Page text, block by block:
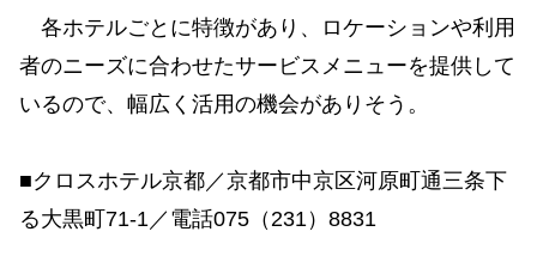
各ホテルごとに特徴があり、ロケーションや利用
者のニーズに合わせたサービスメニューを提供して
いるので、幅広く活用の機会がありそう。
■クロスホテル京都／京都市中京区河原町通三条下
る大黒町71-1／電話075（231）8831